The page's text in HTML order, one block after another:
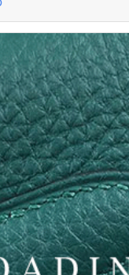
alkaen SUPERME